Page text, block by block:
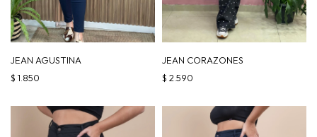
JEAN AGUSTINA
$ 1.850
JEAN CORAZONES
$ 2.590